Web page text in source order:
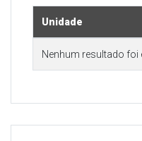
Unidade
Nenhum resultado foi